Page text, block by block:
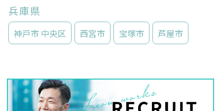
兵庫県
神戸市 中央区 西宮市 宝塚市 芦屋市